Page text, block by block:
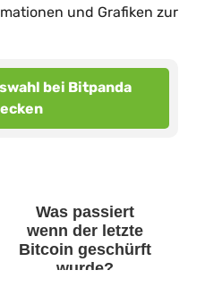
und Grafiken zur
bei Bitpanda
Was passiert
wenn der letzte
Bitcoin geschürft
wurde?